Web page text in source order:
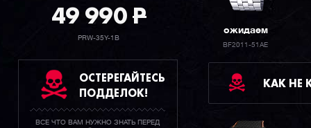
49 990P
PRW-35Y-1B
ОСТЕРЕГАЙТЕСЬ
ПОДДЕЛОК!
ВСЕ ЧТО ВАМ НУЖНО ЗНАТЬ ПЕРЕД
ожидаем
BF2011-51AE
КАК НЕ